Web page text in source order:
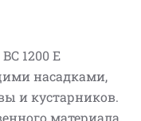
1200 E
насадками,
и кустарников.
материала.